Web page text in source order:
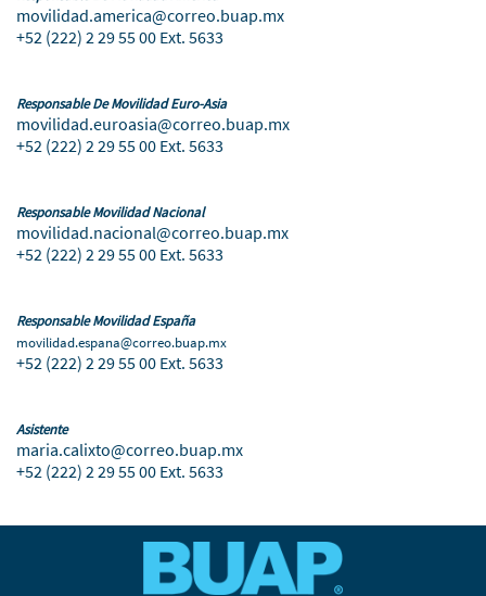
movilidad.america@correo.buap.mx
+52 (222) 2 29 55 00 Ext. 5633
Responsable De Movilidad Euro-Asia
movilidad.euroasia@correo.buap.mx
+52 (222) 2 29 55 00 Ext. 5633
Responsable Movilidad Nacional
movilidad.nacional@correo.buap.mx
+52 (222) 2 29 55 00 Ext. 5633
Responsable Movilidad España
movilidad.espana@correo.buap.mx
+52 (222) 2 29 55 00 Ext. 5633
Asistente
maria.calixto@correo.buap.mx
+52 (222) 2 29 55 00 Ext. 5633